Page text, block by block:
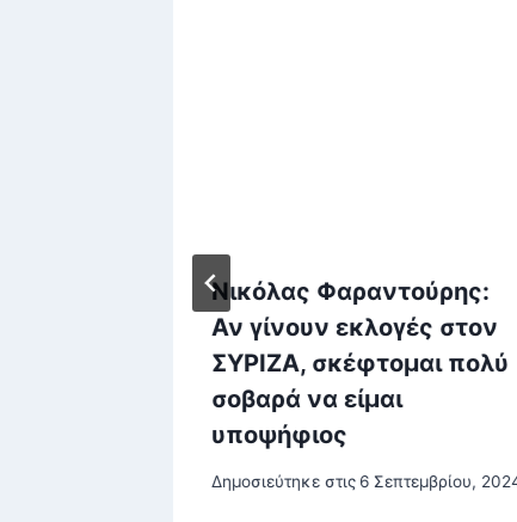
Νικόλας Φαραντούρης:
Αν γίνουν εκλογές στον
ΣΥΡΙΖΑ, σκέφτομαι πολύ
σοβαρά να είμαι
υποψήφιος
Δημοσιεύτηκε στις 6 Σεπτεμβρίου,